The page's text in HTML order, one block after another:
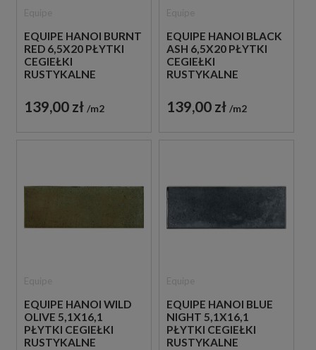
EQUIPE HANOI BURNT
RED 6,5X20 PŁYTKI
CEGIEŁKI
RUSTYKALNE
139,00 zł m2
EQUIPE HANOI BLACK
ASH 6,5X20 PŁYTKI
CEGIEŁKI
RUSTYKALNE
139,00 zł m2
EQUIPE HANOI WILD
OLIVE 5,1X16,1
PŁYTKI CEGIEŁKI
RUSTYKALNE
EQUIPE HANOI BLUE
NIGHT 5,1X16,1
PŁYTKI CEGIEŁKI
RUSTYKALNE